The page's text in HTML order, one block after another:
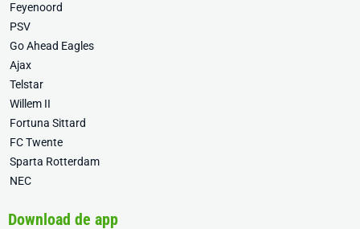
Feyenoord
PSV
Go Ahead Eagles
Ajax
Telstar
Willem II
Fortuna Sittard
FC Twente
Sparta Rotterdam
NEC
Download de app